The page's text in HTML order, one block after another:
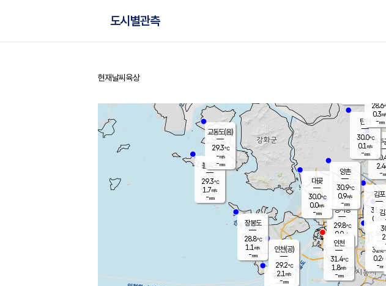
도시별관측
홈
현재날씨 육상
무의도
볼음도
29.3℃
1.7m/s
-mm
장봉도
28.8℃
1.1 m/s
-mm
경서동
29.8℃
0.0m/s
-mm
파주
2.4
-
대곶
30.0℃
0.0m/s
-mm
탄현
30.0℃
0.1 m/s
-mm
김포
31.1
0.6 m/s
mm
부천
32.8
0.2m/s
-mm
양촌
30.9℃
0.9m/s
-mm
인천(공)
29.2℃
2.1 m/s
-mm
김
교동도(음)
29.3℃
-m/s
-mm
인천
31.4℃
1.8m/s
-mm
28.6
0.3
-mm